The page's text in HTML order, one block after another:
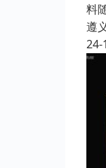
料
遵
24-